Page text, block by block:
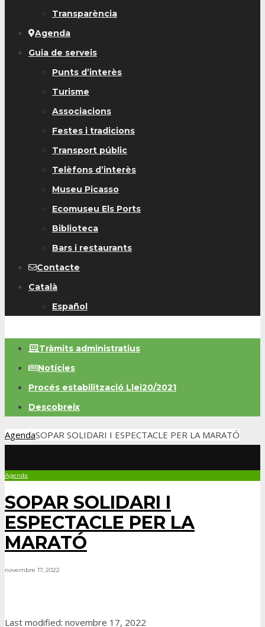
Transparència
Agenda
Guia de serveis
Punts d’interès
Turisme
Associacions
Festes i tradicions
Transport públic
Telèfons d’interès
Museu Picasso
Ecomuseu Els Ports
Biblioteca
Bars i restaurants
Contacte
Català
Español
Tràmits administratius
Notícies
Procés estabilització Llei20/2021
Descobreix
AgendaSOPAR SOLIDARI I ESPECTACLE PER LA MARATÓ
Agenda
SOPAR SOLIDARI I
ESPECTACLE PER LA
MARATÓ
novembre 17, 2022
Last modified: novembre 17, 2022